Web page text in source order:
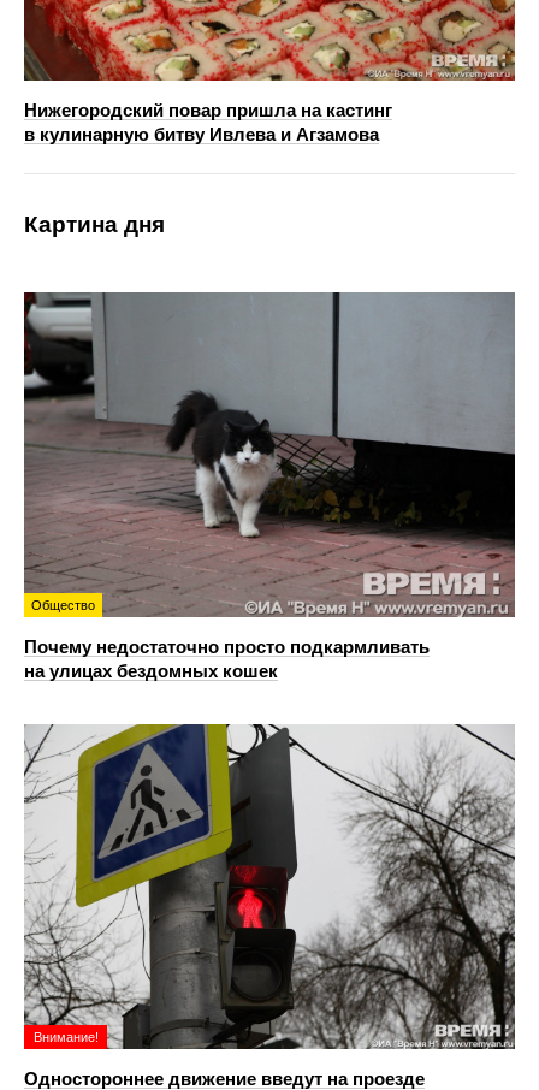
Нижегородский повар пришла на кастинг
в кулинарную битву Ивлева и Агзамова
Картина дня
Общество
Почему недостаточно просто подкармливать
на улицах бездомных кошек
Внимание!
Одностороннее движение введут на проезде